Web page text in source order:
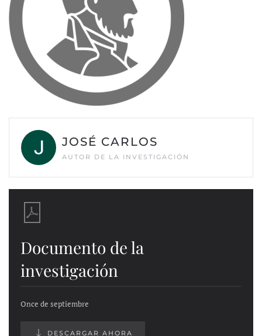
JOSÉ CARLOS
AUTOR DE LA INVESTIGACIÓN
Documento de la
investigación
Once de septiembre
DESCARGAR AHORA